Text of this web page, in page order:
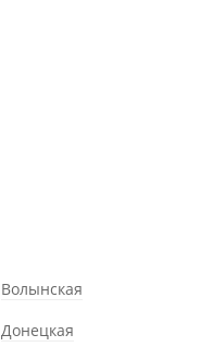
Волынская
Донецкая